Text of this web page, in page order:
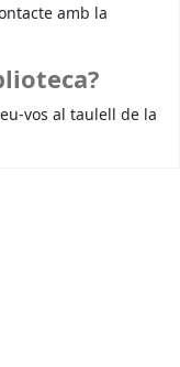
amb la
vos al taulell de la